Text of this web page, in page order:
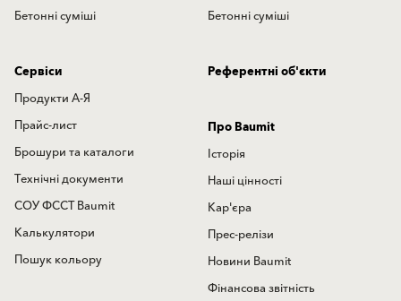
Бетонні суміші
Бетонні суміші
Сервіси
Продукти А-Я
Прайс-лист
Брошури та каталоги
Технічні документи
СОУ ФССТ Baumit
Калькулятори
Пошук кольору
Референтні об'єкти
Про Baumit
Історія
Наші цінності
Кар'єра
Прес-релізи
Новини Baumit
Фінансова звітність